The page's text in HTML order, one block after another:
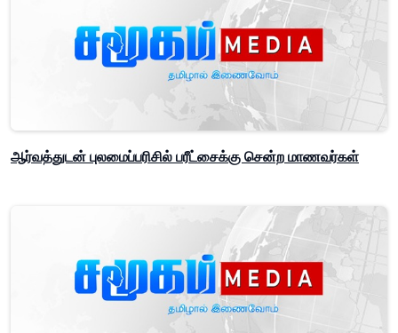
ஆர்வத்துடன் புலமைப்பரிசில் பரீட்சைக்கு சென்ற மாணவர்கள்